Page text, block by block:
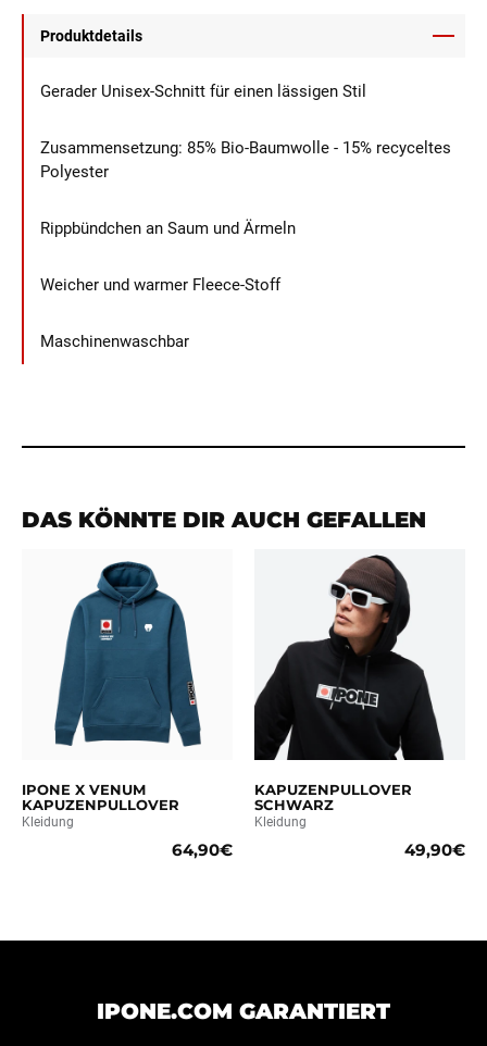
Produktdetails
Gerader Unisex-Schnitt für einen lässigen Stil
Zusammensetzung: 85% Bio-Baumwolle - 15% recyceltes
Polyester
Rippbündchen an Saum und Ärmeln
Weicher und warmer Fleece-Stoff
Maschinenwaschbar
DAS KÖNNTE DIR AUCH GEFALLEN
IPONE X VENUM
KAPUZENPULLOVER
Kleidung
64,90€
KAPUZENPULLOVER
SCHWARZ
Kleidung
49,90€
IPONE.COM GARANTIERT